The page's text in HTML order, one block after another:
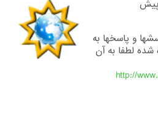
و پاسخها به
لطفا به آن
http://